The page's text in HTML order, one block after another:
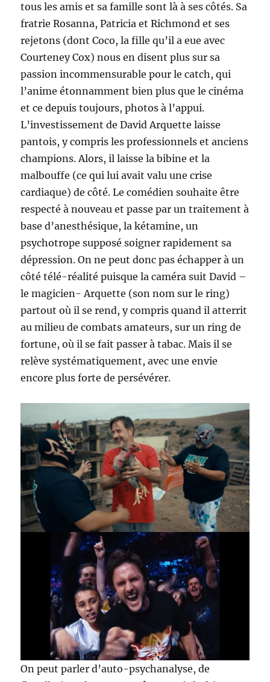
tous les amis et sa famille sont là à ses côtés. Sa
fratrie Rosanna, Patricia et Richmond et ses
rejetons (dont Coco, la fille qu’il a eue avec
Courteney Cox) nous en disent plus sur sa
passion incommensurable pour le catch, qui
l’anime étonnamment bien plus que le cinéma
et ce depuis toujours, photos à l’appui.
L’investissement de David Arquette laisse
pantois, y compris les professionnels et anciens
champions. Alors, il laisse la bibine et la
malbouffe (ce qui lui avait valu une crise
cardiaque) de côté. Le comédien souhaite être
respecté à nouveau et passe par un traitement à
base d’anesthésique, la kétamine, un
psychotrope supposé soigner rapidement sa
dépression. On ne peut donc pas échapper à un
côté télé-réalité puisque la caméra suit David –
le magicien- Arquette (son nom sur le ring)
partout où il se rend, y compris quand il atterrit
au milieu de combats amateurs, sur un ring de
fortune, où il se fait passer à tabac. Mais il se
relève systématiquement, avec une envie
encore plus forte de persévérer.
On peut parler d’auto-psychanalyse, de